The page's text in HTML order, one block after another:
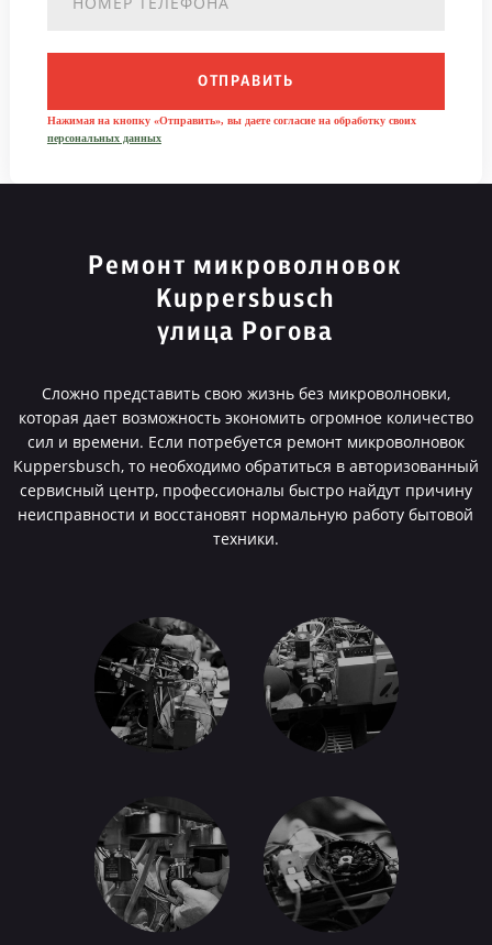
ОТПРАВИТЬ
Нажимая на кнопку «Отправить», вы даете согласие на обработку своих
персональных данных
Ремонт микроволновок
Kuppersbusch
улица Рогова
Сложно представить свою жизнь без микроволновки,
которая дает возможность экономить огромное количество
сил и времени. Если потребуется ремонт микроволновок
Kuppersbusch, то необходимо обратиться в авторизованный
сервисный центр, профессионалы быстро найдут причину
неисправности и восстановят нормальную работу бытовой
техники.